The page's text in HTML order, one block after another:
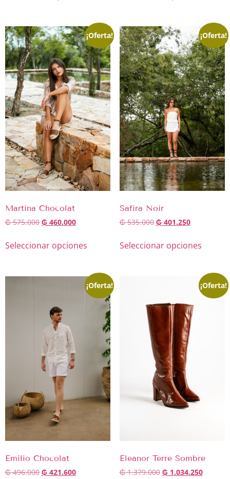
¡Oferta!
Martina Chocolat
₲575.000 ₲ 460.000
Seleccionar opciones
¡Oferta!
Safira Noir
₲535.000 ₲ 401.250
Seleccionar opciones
¡Oferta!
Emilio Chocolat
₲496.000 ₲ 421.600
¡Oferta!
Eleanor Terre Sombre
₲1.379.000 ₲ 1.034.250